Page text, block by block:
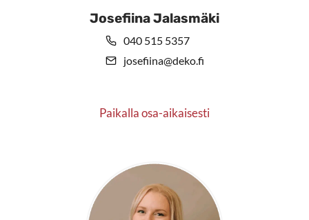
Josefiina Jalasmäki
040 515 5357
josefiina@deko.fi
Paikalla osa-aikaisesti